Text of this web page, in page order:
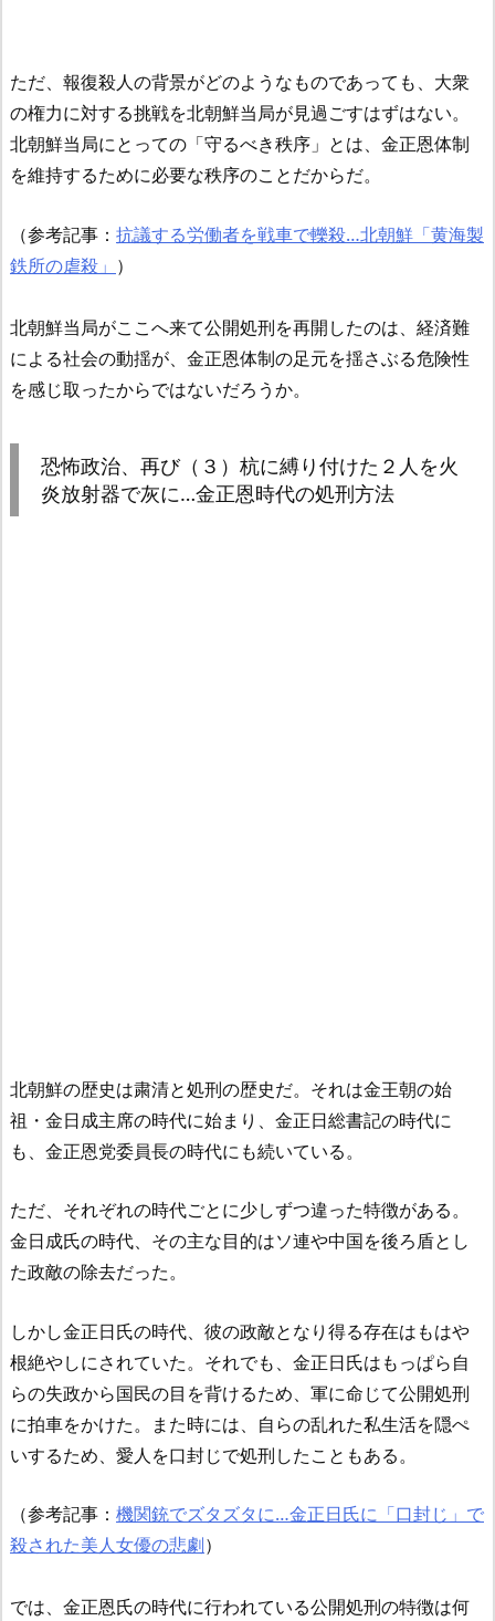
ただ、報復殺人の背景がどのようなものであっても、大衆
の権力に対する挑戦を北朝鮮当局が見過ごすはずはない。
北朝鮮当局にとっての「守るべき秩序」とは、金正恩体制
を維持するために必要な秩序のことだからだ。
（参考記事： 抗議する労働者を戦車で轢殺…北朝鮮「黄海製
鉄所の虐殺」 ）
北朝鮮当局がここへ来て公開処刑を再開したのは、経済難
による社会の動揺が、金正恩体制の足元を揺さぶる危険性
を感じ取ったからではないだろうか。
恐怖政治、再び（３）杭に縛り付けた２人を火
炎放射器で灰に…金正恩時代の処刑方法
北朝鮮の歴史は粛清と処刑の歴史だ。それは金王朝の始
祖・金日成主席の時代に始まり、金正日総書記の時代に
も、金正恩党委員長の時代にも続いている。
ただ、それぞれの時代ごとに少しずつ違った特徴がある。
金日成氏の時代、その主な目的はソ連や中国を後ろ盾とし
た政敵の除去だった。
しかし金正日氏の時代、彼の政敵となり得る存在はもはや
根絶やしにされていた。それでも、金正日氏はもっぱら自
らの失政から国民の目を背けるため、軍に命じて公開処刑
に拍車をかけた。また時には、自らの乱れた私生活を隠ぺ
いするため、愛人を口封じで処刑したこともある。
（参考記事： 機関銃でズタズタに…金正日氏に「口封じ」で
殺された美人女優の悲劇）
では、金正恩氏の時代に行われている公開処刑の特徴は何